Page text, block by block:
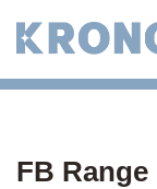
FB Range